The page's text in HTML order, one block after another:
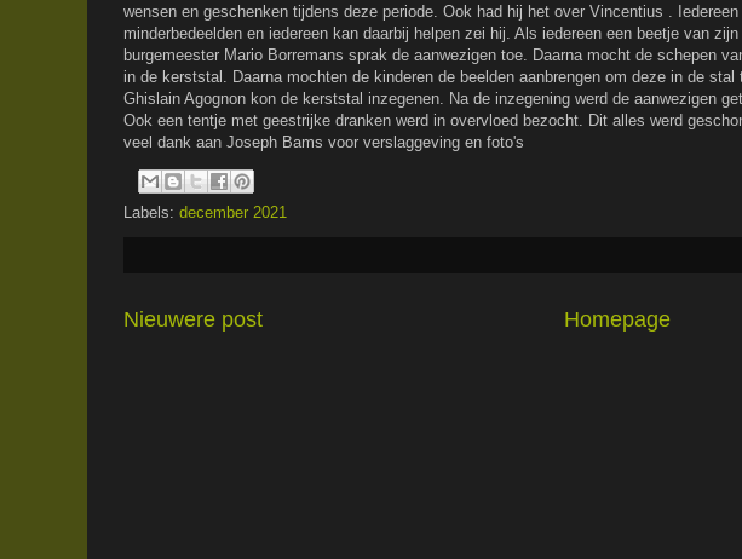
wensen en geschenken tijdens deze periode. Ook had hij het over Vincentius .
minderbedeelden en iedereen kan daarbij helpen zei hij. Als iedereen een beetje van
burgemeester Mario Borremans sprak de aanwezigen toe. Daarna mocht de schepen
in de kerststal. Daarna mochten de kinderen de beelden aanbrengen om deze in de
Ghislain Agognon kon de kerststal inzegenen. Na de inzegening werd de aanwezigen
Ook een tentje met geestrijke dranken werd in overvloed bezocht. Dit alles werd
veel dank aan Joseph Bams voor verslaggeving en foto's
Labels: december 2021
Nieuwere post Homepage